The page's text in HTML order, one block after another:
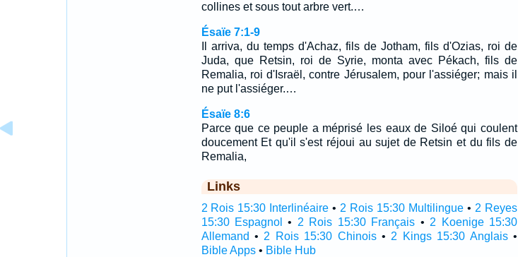
collines et sous tout arbre vert.…
Ésaïe 7:1-9
Il arriva, du temps d'Achaz, fils de Jotham, fils d'Ozias, roi de
Juda, que Retsin, roi de Syrie, monta avec Pékach, fils de
Remalia, roi d'Israël, contre Jérusalem, pour l'assiéger; mais il
ne put l'assiéger.…
Ésaïe 8:6
Parce que ce peuple a méprisé les eaux de Siloé qui coulent
doucement Et qu'il s'est réjoui au sujet de Retsin et du fils de
Remalia,
Links
2 Rois 15:30 Interlinéaire • 2 Rois 15:30 Multilingue • 2 Reyes
15:30 Espagnol
• 2 Rois 15:30 Français • 2 Koenige 15:30
Allemand • 2 Rois 15:30 Chinois• 2 Kings 15:30 Anglais•
Bible Apps• Bible Hub